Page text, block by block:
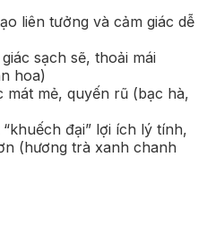
liên tưởng và cảm giác dễ
sạch sẽ, thoải mái
hoa)
mát mẻ, quyến rũ (bạc hà,
đại” lợi ích lý tính,
(hương trà xanh chanh